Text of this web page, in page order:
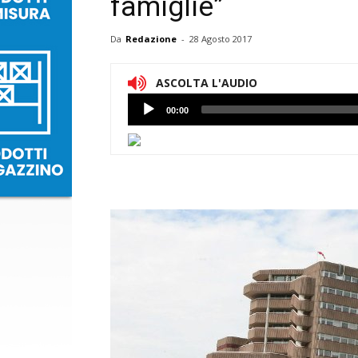
famiglie”
Da Redazione - 28 Agosto 2017
ASCOLTA L'AUDIO
Lettore
Audio
00:00